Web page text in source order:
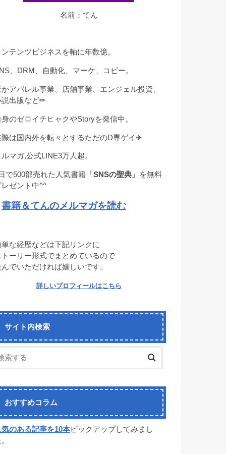
名前：てん
テンツビジネスを軸に年数億。
、DRM、自動化、マーケ、コピー。
かアパレル事業、店舗事業、エンジェル投資、
説出版など✏︎
のゼロイチヒャクやStoryを発信中。
際は国内外を転々とするただのD専ゲイ✈︎
マガ,公式LINE3万人超。
で500部売れた人気書籍「 SNSの聖典」
を無料
レゼント中^^
書籍＆てんのメルマガを読む
単な経歴などは下記リンクに
トーリー形式でまとめているので
でいただければ嬉しいです。
詳しいプロフィールはこちら
サイト内検索
おすすめコラム
気のある記事を10本ピックアップしてみまし